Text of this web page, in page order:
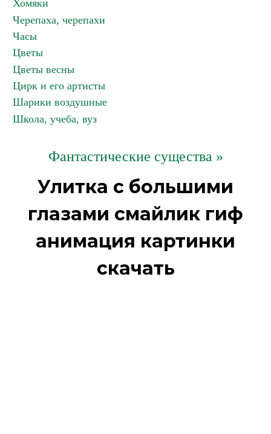
Хомяки
Черепаха, черепахи
Часы
Цветы
Цветы весны
Цирк и его артисты
Шарики воздушные
Школа, учеба, вуз
Фантастические существа »
Улитка с большими
глазами смайлик гиф
анимация картинки
скачать